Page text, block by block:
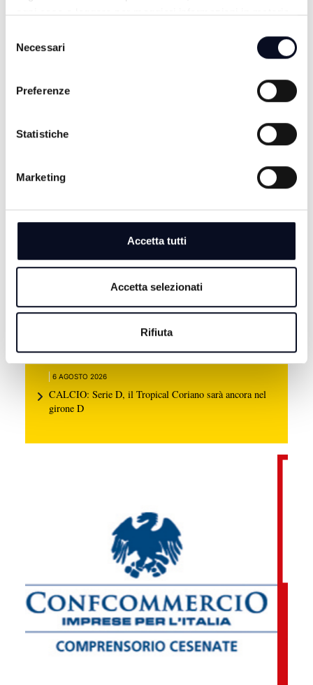
ogni caso a leggere per maggiori informazioni in materia
delNecessari
Preferenze
Statistiche
Marketing
Accetta tutti
Accetta selezionati
Rifiuta
ALTRE NOTIZIE TUTTE LE NOTIZIE
CALCIO: Cesena, ecco Debenedetti, "Ho accettato
subito, qui c’è grande ambizione" | VIDEO
6 AGOSTO 2026
BASEBALL: Bologna e San Marino volano in
6 AGOSTO 2026
CALCIO: Serie D, il Tropical Coriano sarà ancora nel
girone D